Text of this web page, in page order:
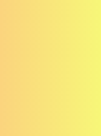
bữa ăn hàng